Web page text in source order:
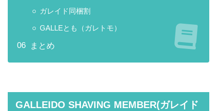
ガレイド同梱割
GALLEとも（ガレトモ）
まとめ
GALLEIDO SHAVING MEMBER(ガレイド